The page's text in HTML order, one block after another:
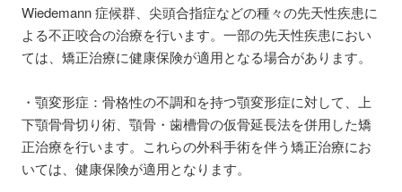
Wiedemann 症候群、尖頭合指症などの種々の先天性疾患に
よる不正咬合の治療を行います。一部の先天性疾患におい
ては、矯正治療に健康保険が適用となる場合があります。
・顎変形症：骨格性の不調和を持つ顎変形症に対して、上
下顎骨骨切り術、顎骨・歯槽骨の仮骨延長法を併用した矯
正治療を行います。これらの外科手術を伴う矯正治療にお
いては、健康保険が適用となります。